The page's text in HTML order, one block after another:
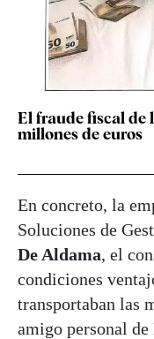
El fraude fiscal de
millones de euros
En concreto, la
Soluciones de
De Aldama, el
condiciones
transportaban las
amigo personal